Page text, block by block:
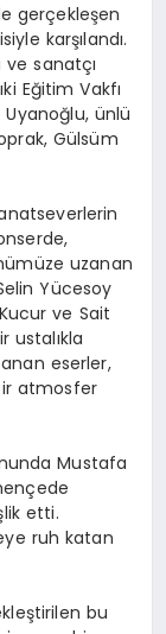
gerçekleşen
karşılandı.
ve sanatçı
Eğitim Vakfı
Uyanoğlu, ünlü
Gülsüm
uzanan
Yücesoy
ve Sait
ustalıkla
eserler,
atmosfer
Mustafa
etti.
ruh katan
bu